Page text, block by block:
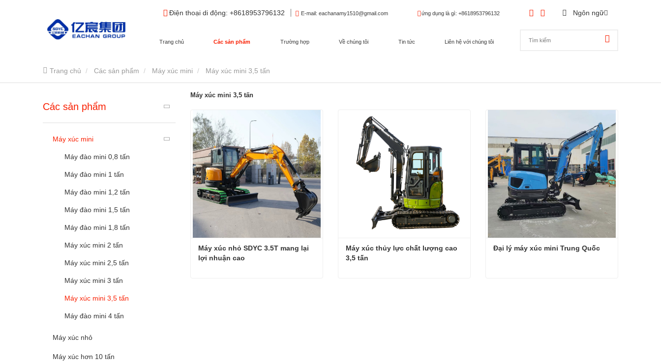
Trang chủ Các sản phẩm Trường hợp Về chúng tôi Tin tức Liên hệ với chúng tôi
Điện thoại di động: +8618953796132 E-mail: eachanamy1510@gmail.com ứng dụng là gì: +8618953796132 Ngôn ngữ
Trang chủ Các sản phẩm Máy xúc mini Máy xúc mini 3,5 tấn
Các sản phẩm
Máy xúc mini
Máy đào mini 0,8 tấn
Máy đào mini 1 tấn
Máy đào mini 1,2 tấn
Máy đào mini 1,5 tấn
Máy đào mini 1,8 tấn
Máy xúc mini 2 tấn
Máy xúc mini 2,5 tấn
Máy xúc mini 3 tấn
Máy xúc mini 3,5 tấn
Máy đào mini 4 tấn
Máy xúc nhỏ
Máy xúc hơn 10 tấn
Máy xúc mini 3,5 tấn
Máy xúc nhỏ SDYC 3.5T mang lại
lợi nhuận cao
Máy xúc thủy lực chất lượng cao
3,5 tấn
Đại lý máy xúc mini Trung Quốc